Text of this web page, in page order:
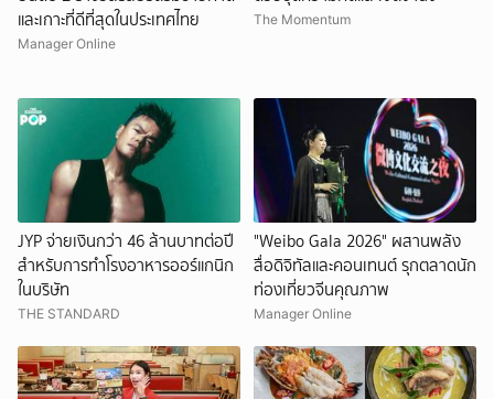
และเกาะที่ดีที่สุดในประเทศไทย
Manager Online
The Momentum
JYP จ่ายเงินกว่า 46 ล้านบาทต่อปี
สำหรับการทำโรงอาหารออร์แกนิก
ในบริษัท
THE STANDARD
"Weibo Gala 2026" ผสานพลัง
สื่อดิจิทัลและคอนเทนต์ รุกตลาดนัก
ท่องเที่ยวจีนคุณภาพ
Manager Online